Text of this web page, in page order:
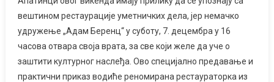
вештином рестаурације уметничких дела, јер немачко
удружење „Адам Беренц“ у суботу, 7. децембра у 16
часова отвара своја врата, за све који желе да уче о
заштити културног наслеђа. Ово специјално предавање и
практични приказ водиће реномирана рестаураторка из